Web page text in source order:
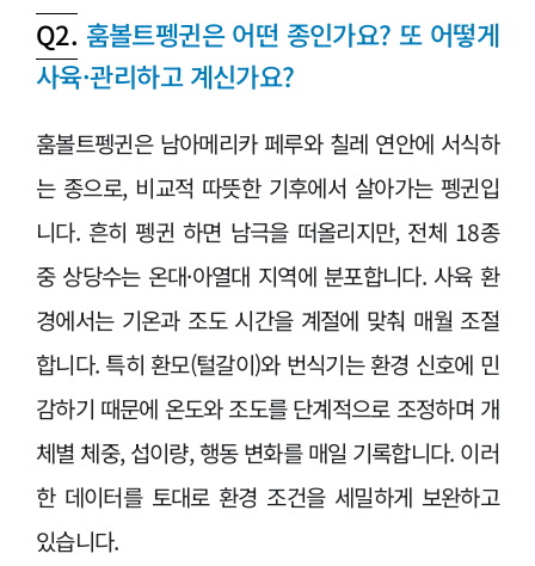
Q2. 훔볼트펭귄은 어떤 종인가요? 또 어떻게
사육·관리하고 계신가요?
훔볼트펭귄은 남아메리카 페루와 칠레 연안에 서식하
는 종으로, 비교적 따뜻한 기후에서 살아가는 펭귄입
니다. 흔히 펭귄 하면 남극을 떠올리지만, 전체 18종
중 상당수는 온대·아열대 지역에 분포합니다. 사육 환
경에서는 기온과 조도 시간을 계절에 맞춰 매월 조절
합니다. 특히 환모(털갈이)와 번식기는 환경 신호에 민
감하기 때문에 온도와 조도를 단계적으로 조정하며 개
체별 체중, 섭이량, 행동 변화를 매일 기록합니다. 이러
한 데이터를 토대로 환경 조건을 세밀하게 보완하고
있습니다.